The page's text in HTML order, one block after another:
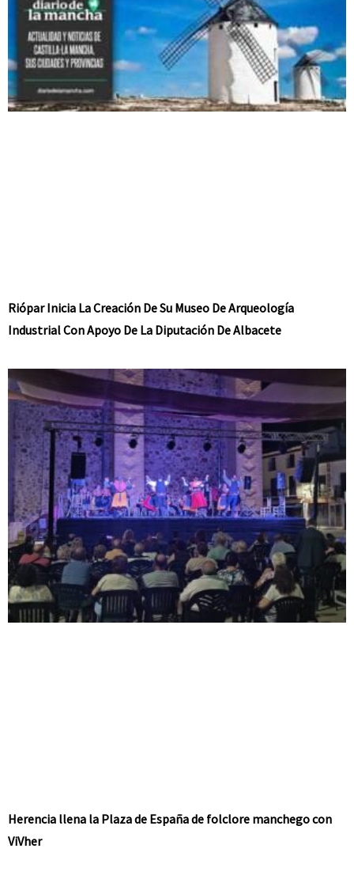
Riópar Inicia La Creación De Su Museo De Arqueología
Industrial Con Apoyo De La Diputación De Albacete
Herencia llena la Plaza de España de folclore manchego con
ViVher